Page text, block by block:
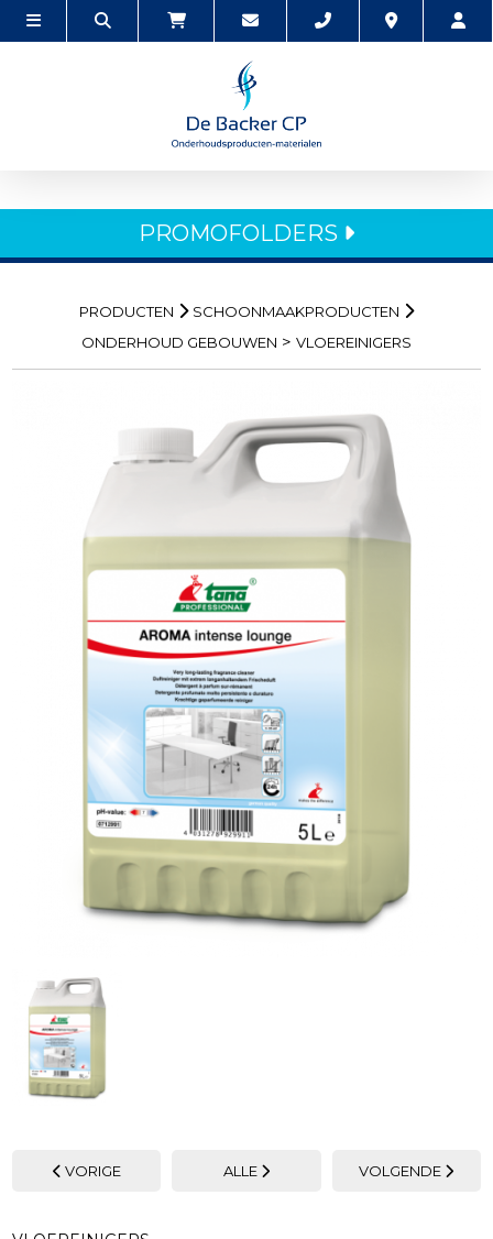
PROMOFOLDERS
PRODUCTEN
SCHOONMAAKPRODUCTEN
ONDERHOUD GEBOUWEN > VLOEREINIGERS
VORIGE ALLE VOLGENDE